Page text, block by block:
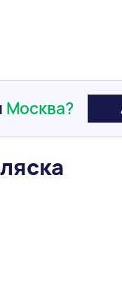
Москва?
Retro brick pepper, Аляска